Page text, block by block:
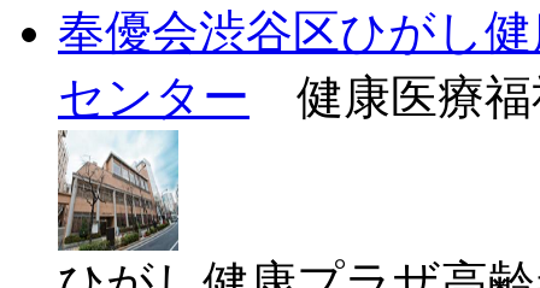
奉優会渋谷区ひがし
センター 健康医療福